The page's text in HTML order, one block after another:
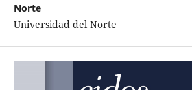
Norte
Universidad del Norte